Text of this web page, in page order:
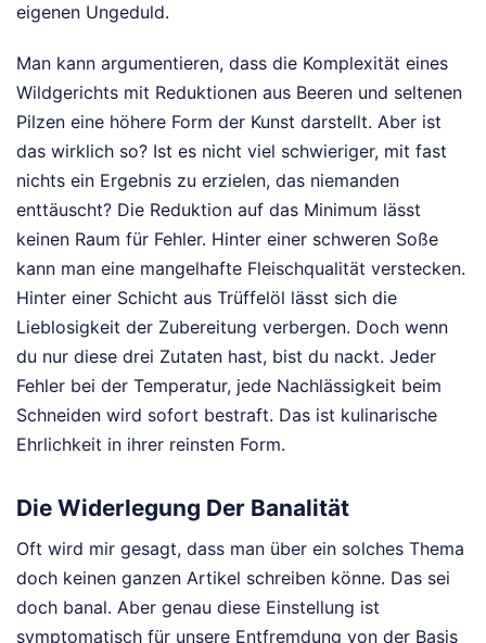
eigenen Ungeduld.
Man kann argumentieren, dass die Komplexität eines
Wildgerichts mit Reduktionen aus Beeren und seltenen
Pilzen eine höhere Form der Kunst darstellt. Aber ist
das wirklich so? Ist es nicht viel schwieriger, mit fast
nichts ein Ergebnis zu erzielen, das niemanden
enttäuscht? Die Reduktion auf das Minimum lässt
keinen Raum für Fehler. Hinter einer schweren Soße
kann man eine mangelhafte Fleischqualität verstecken.
Hinter einer Schicht aus Trüffelöl lässt sich die
Lieblosigkeit der Zubereitung verbergen. Doch wenn
du nur diese drei Zutaten hast, bist du nackt. Jeder
Fehler bei der Temperatur, jede Nachlässigkeit beim
Schneiden wird sofort bestraft. Das ist kulinarische
Ehrlichkeit in ihrer reinsten Form.
Die Widerlegung Der Banalität
Oft wird mir gesagt, dass man über ein solches Thema
doch keinen ganzen Artikel schreiben könne. Das sei
doch banal. Aber genau diese Einstellung ist
symptomatisch für unsere Entfremdung von der Basis